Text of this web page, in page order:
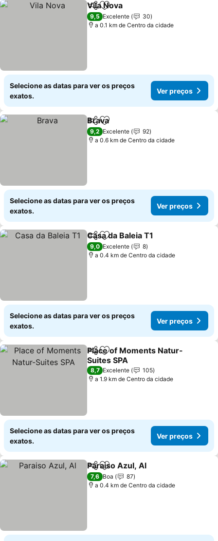
PartilharAdicionar aos favoritos
Vila Nova
9,5 Excelente
30
a 0.1 km de Centro da cidade
Selecione as datas para ver os preços
exatos.
Ver preços
PartilharAdicionar aos favoritos
Brava
9,2 Excelente
92
a 0.6 km de Centro da cidade
Selecione as datas para ver os preços
exatos.
Ver preços
PartilharAdicionar aos favoritos
Casa da Baleia T1
9,0 Excelente
8
a 0.4 km de Centro da cidade
Selecione as datas para ver os preços
exatos.
Ver preços
PartilharAdicionar aos favoritos
Place of Moments Natur-
Suites SPA
Ver preços
8,7 Excelente
105
a 1.9 km de Centro da cidade
Selecione as datas para ver os preços
exatos.
Ver preços
PartilharAdicionar aos favoritos
Paraiso Azul, Al
7,6 Boa
87
a 0.4 km de Centro da cidade